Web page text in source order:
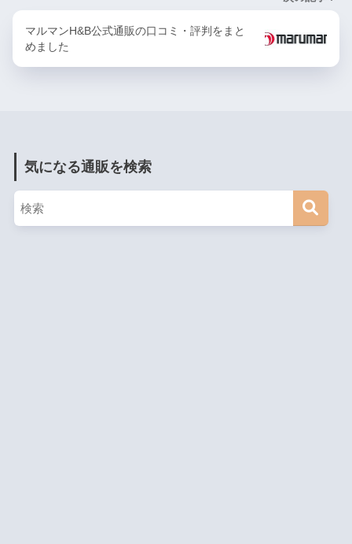
マルマンH&B公式通販の口コミ・評判をまと
めました
気になる通販を検索